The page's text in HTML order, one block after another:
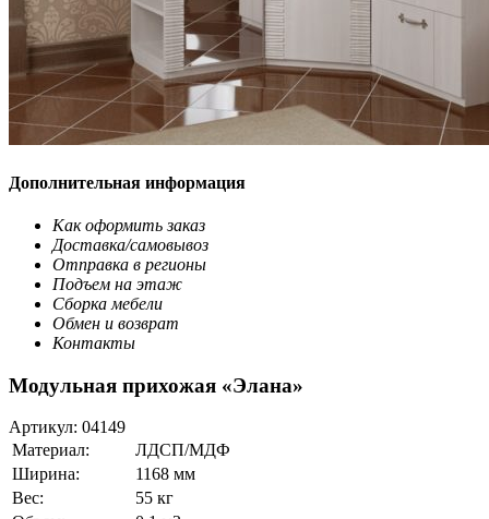
Дополнительная информация
Как оформить заказ
Доставка/самовывоз
Отправка в регионы
Подъем на этаж
Сборка мебели
Обмен и возврат
Контакты
Модульная прихожая «Элана»
Артикул: 04149
Материал:
ЛДСП/МДФ
Ширина:
1168 мм
Вес:
55 кг